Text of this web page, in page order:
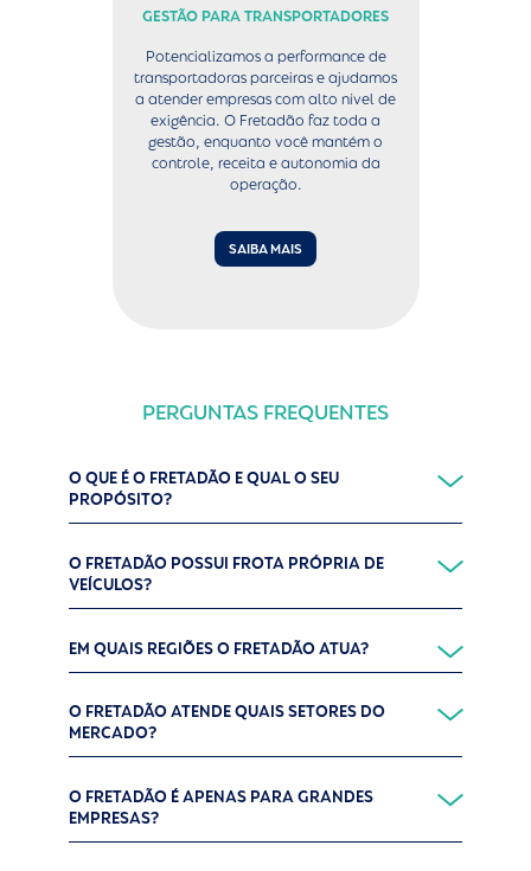
GESTÃO PARA TRANSPORTADORES
Potencializamos a performance de
transportadoras parceiras e ajudamos
a atender empresas com alto nível de
exigência. O Fretadão faz toda a
gestão, enquanto você mantém o
controle, receita e autonomia da
operação.
SAIBA MAIS
PERGUNTAS FREQUENTES
O QUE É O FRETADÃO E QUAL O SEU
PROPÓSITO?
O FRETADÃO POSSUI FROTA PRÓPRIA DE
VEÍCULOS?
EM QUAIS REGIÕES O FRETADÃO ATUA?
O FRETADÃO ATENDE QUAIS SETORES DO
MERCADO?
O FRETADÃO É APENAS PARA GRANDES
EMPRESAS?